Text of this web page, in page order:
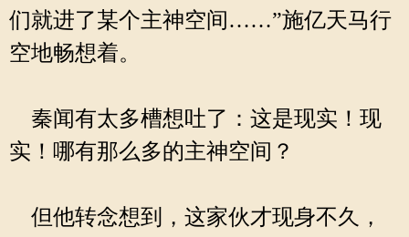
们就进了某个主神空间……”施亿天马行
空地畅想着。
秦闻有太多槽想吐了：这是现实！现
实！哪有那么多的主神空间？
但他转念想到，这家伙才现身不久，